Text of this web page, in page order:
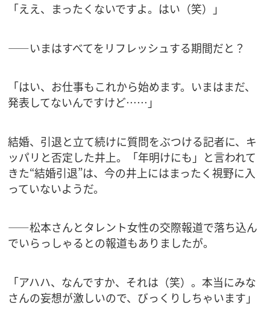
「ええ、まったくないですよ。はい（笑）」
――いまはすべてをリフレッシュする期間だと？
「はい、お仕事もこれから始めます。いまはまだ、
発表してないんですけど……」
結婚、引退と立て続けに質問をぶつける記者に、キ
ッパリと否定した井上。「年明けにも」と言われて
きた“結婚引退”は、今の井上にはまったく視野に入
っていないようだ。
――松本さんとタレント女性の交際報道で落ち込ん
でいらっしゃるとの報道もありましたが。
「アハハ、なんですか、それは（笑）。本当にみな
さんの妄想が激しいので、びっくりしちゃいます」